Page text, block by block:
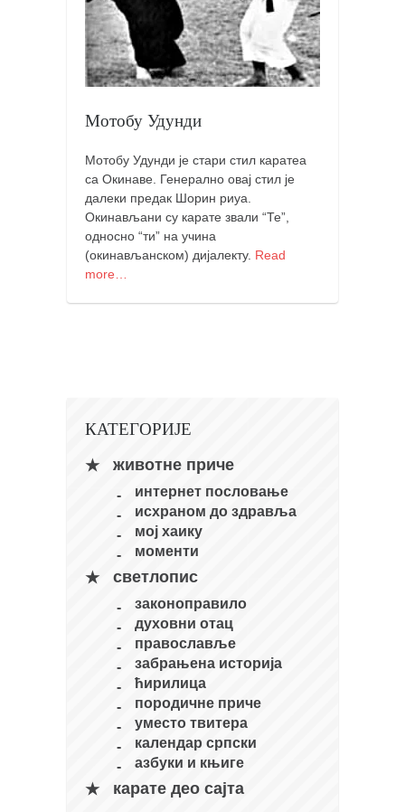
православље
забрањена историја
ћирилица
прота Воја
уместо твитера
календар српски
азбуки и књиге
Окинава карате
најновије на блогу
моје белешке
кихон
темашивари
кобудо
тимбеи рочин
тсунами дојо
програм
Мотобу Удунди
Мотобу Удунди је стари стил каратеа
са Окинаве. Генерално овај стил је
далеки предак Шорин риуа.
Окинављани су карате звали “Те”,
односно “ти” на учина
(окинављанском) дијалекту. Read
more…
КАТЕГОРИЈЕ
животне приче
интернет пословање
исхраном до здравља
мој хаику
моменти
светлопис
законоправило
духовни отац
православље
забрањена историја
ћирилица
породичне приче
уместо твитера
календар српски
азбуки и књиге
карате део сајта